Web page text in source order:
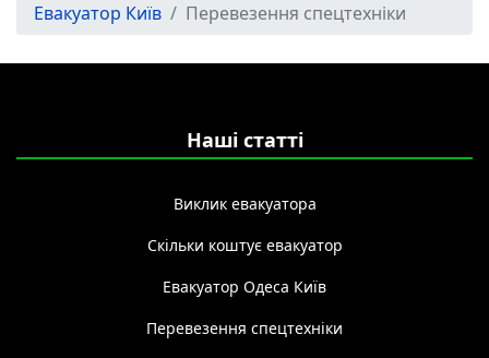
Евакуатор Київ Перевезення спецтехніки
Наші статті
Виклик евакуатора
Скільки коштує евакуатор
Евакуатор Одеса Київ
Перевезення спецтехніки